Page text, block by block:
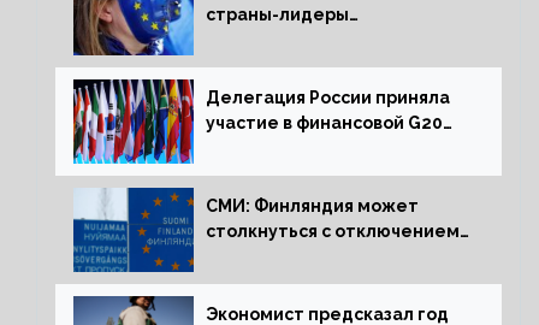
страны-лидеры
активов
Делегация России приняла
участие в финансовой G20
СМИ: Финляндия может
столкнуться с отключением
Экономист предсказал год